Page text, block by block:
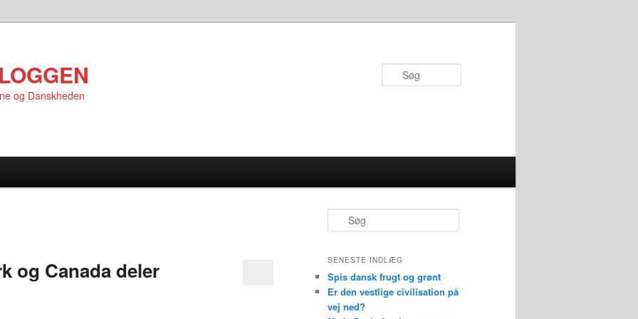
og Danskheden
og Canada deler
ø
SENESTE INDLÆG
Spis dansk frugt og grønt
Er den vestlige civilisation på
vej ned?